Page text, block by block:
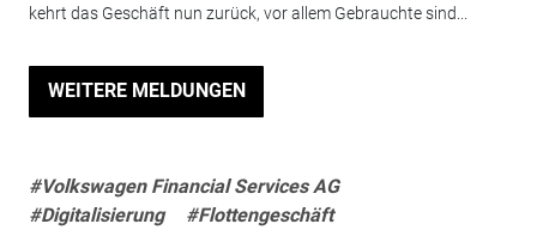
kehrt das Geschäft nun zurück, vor allem Gebrauchte sind...
WEITERE MELDUNGEN
#Volkswagen Financial Services AG
#Digitalisierung
#Flottengeschäft